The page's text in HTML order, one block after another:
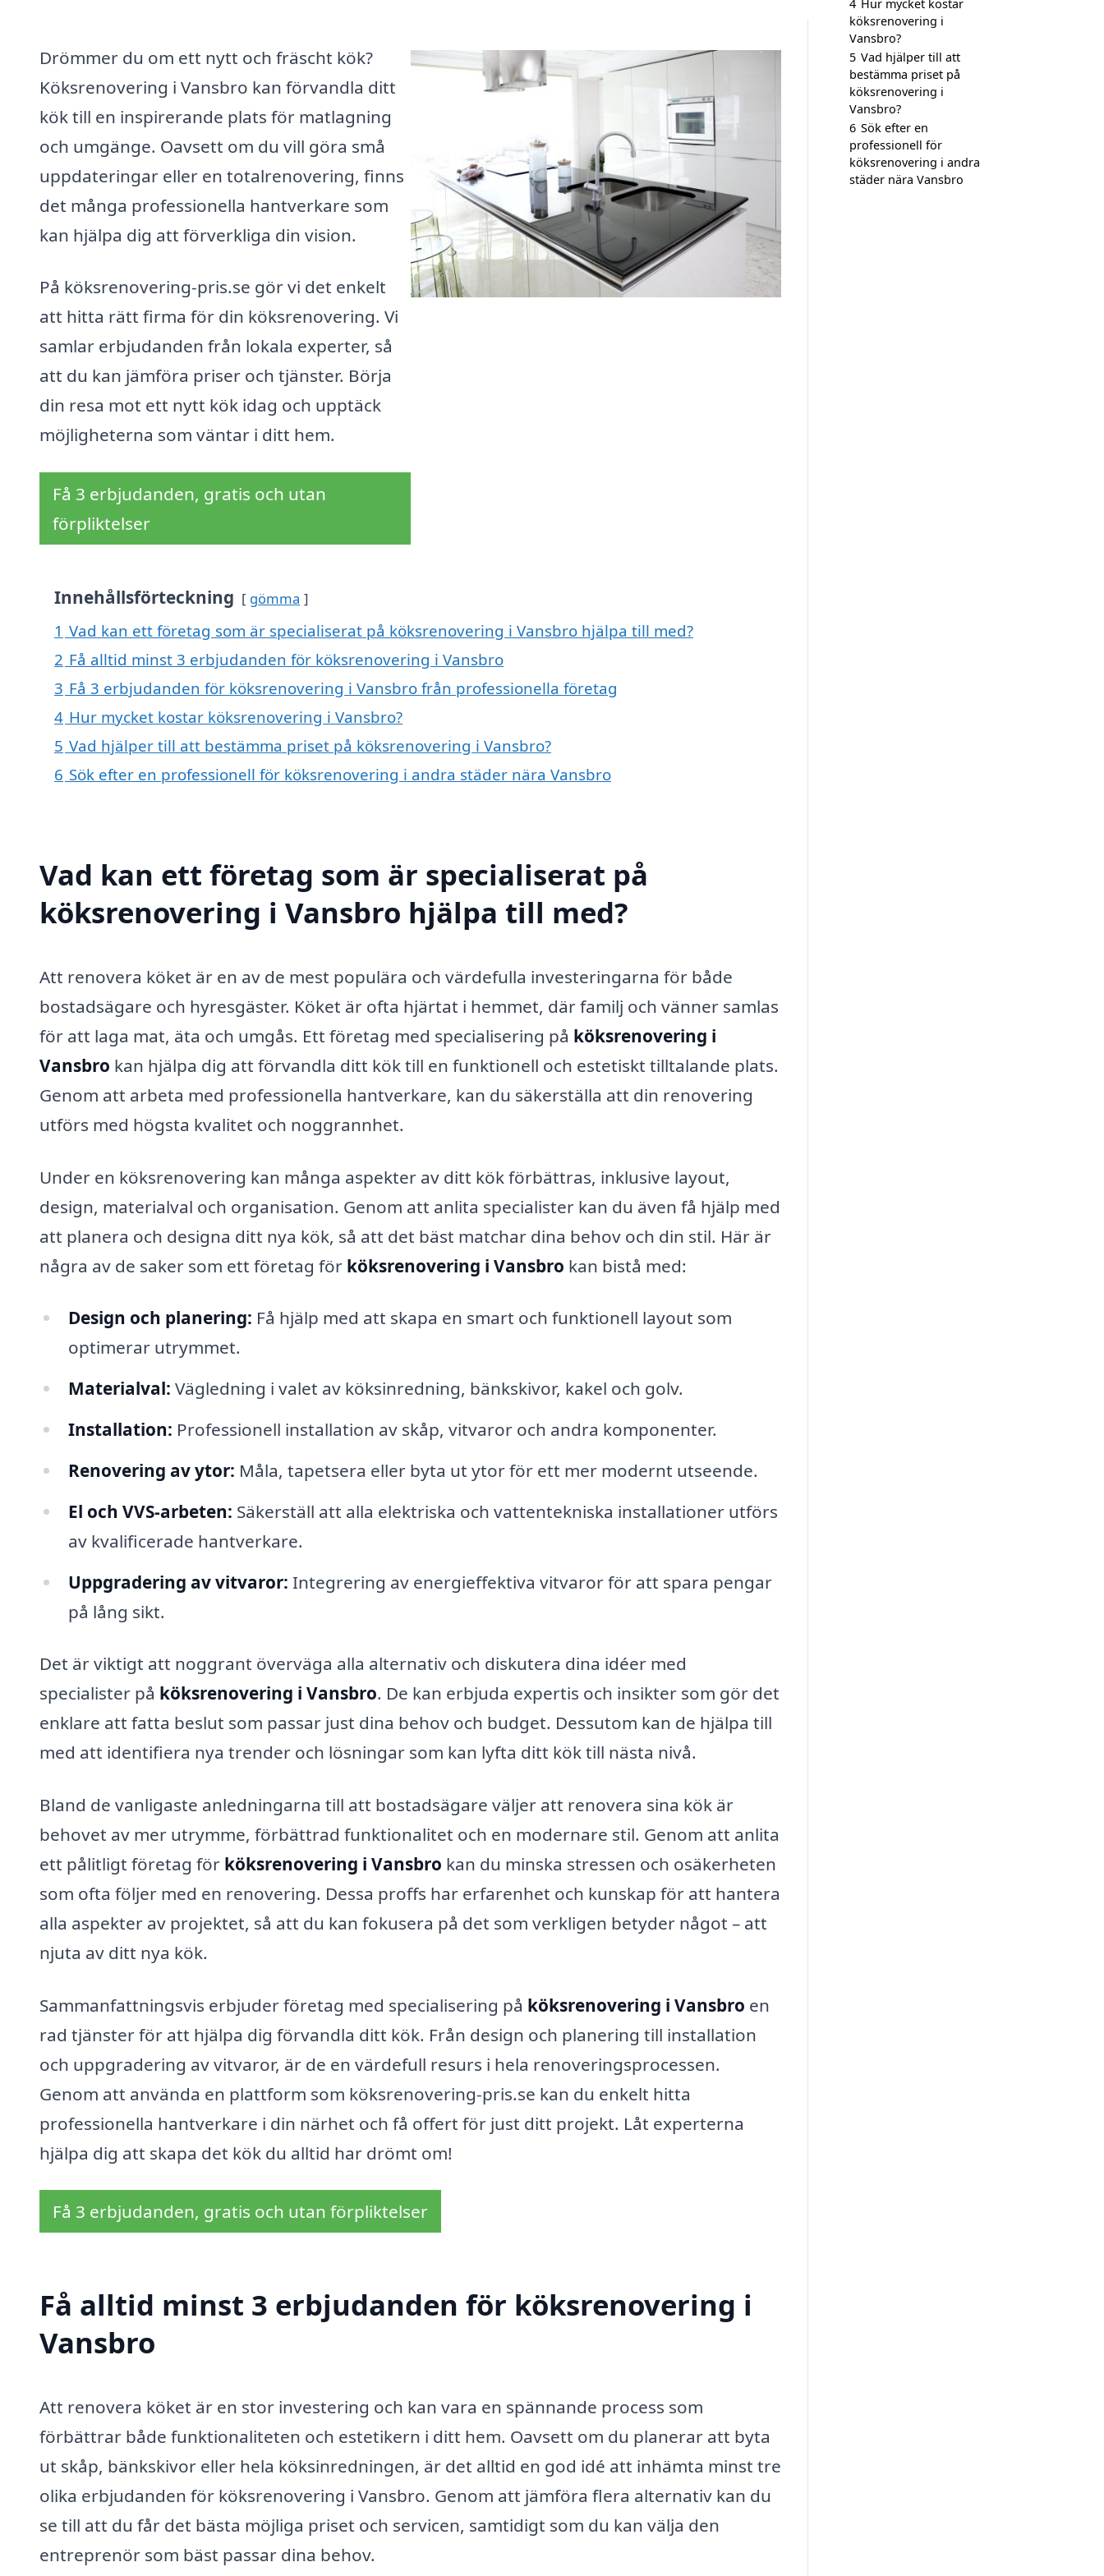
Drömmer du om ett nytt och fräscht kök?
Köksrenovering i Vansbro kan förvandla ditt
kök till en inspirerande plats för matlagning
och umgänge. Oavsett om du vill göra små
uppdateringar eller en totalrenovering, finns
det många professionella hantverkare som
kan hjälpa dig att förverkliga din vision.
På köksrenovering-pris.se gör vi det enkelt
att hitta rätt firma för din köksrenovering. Vi
samlar erbjudanden från lokala experter, så
att du kan jämföra priser och tjänster. Börja
din resa mot ett nytt kök idag och upptäck
möjligheterna som väntar i ditt hem.
Få 3 erbjudanden, gratis och utan
förpliktelser
Innehållsförteckning gömma
1 Vad kan ett företag som är specialiserat på köksrenovering i Vansbro hjälpa till med?
2 Få alltid minst 3 erbjudanden för köksrenovering i Vansbro
3 Få 3 erbjudanden för köksrenovering i Vansbro från professionella företag
4 Hur mycket kostar köksrenovering i Vansbro?
5 Vad hjälper till att bestämma priset på köksrenovering i Vansbro?
6 Sök efter en professionell för köksrenovering i andra städer nära Vansbro
Vad kan ett företag som är specialiserat på
köksrenovering i Vansbro hjälpa till med?
Att renovera köket är en av de mest populära och värdefulla investeringarna för både
bostadsägare och hyresgäster. Köket är ofta hjärtat i hemmet, där familj och vänner samlas
för att laga mat, äta och umgås. Ett företag med specialisering på köksrenovering i
Vansbro kan hjälpa dig att förvandla ditt kök till en funktionell och estetiskt tilltalande plats.
Genom att arbeta med professionella hantverkare, kan du säkerställa att din renovering
utförs med högsta kvalitet och noggrannhet.
Under en köksrenovering kan många aspekter av ditt kök förbättras, inklusive layout,
design, materialval och organisation. Genom att anlita specialister kan du även få hjälp med
att planera och designa ditt nya kök, så att det bäst matchar dina behov och din stil. Här är
några av de saker som ett företag för köksrenovering i Vansbro kan bistå med:
Design och planering: Få hjälp med att skapa en smart och funktionell layout som
optimerar utrymmet.
Materialval: Vägledning i valet av köksinredning, bänkskivor, kakel och golv.
Installation: Professionell installation av skåp, vitvaror och andra komponenter.
Renovering av ytor: Måla, tapetsera eller byta ut ytor för ett mer modernt utseende.
El och VVS-arbeten: Säkerställ att alla elektriska och vattentekniska installationer utförs
av kvalificerade hantverkare.
Uppgradering av vitvaror: Integrering av energieffektiva vitvaror för att spara pengar
på lång sikt.
Det är viktigt att noggrant överväga alla alternativ och diskutera dina idéer med
specialister på köksrenovering i Vansbro. De kan erbjuda expertis och insikter som gör det
enklare att fatta beslut som passar just dina behov och budget. Dessutom kan de hjälpa till
med att identifiera nya trender och lösningar som kan lyfta ditt kök till nästa nivå.
Bland de vanligaste anledningarna till att bostadsägare väljer att renovera sina kök är
behovet av mer utrymme, förbättrad funktionalitet och en modernare stil. Genom att anlita
ett pålitligt företag för köksrenovering i Vansbro kan du minska stressen och osäkerheten
som ofta följer med en renovering. Dessa proffs har erfarenhet och kunskap för att hantera
alla aspekter av projektet, så att du kan fokusera på det som verkligen betyder något – att
njuta av ditt nya kök.
Sammanfattningsvis erbjuder företag med specialisering på köksrenovering i Vansbro en
rad tjänster för att hjälpa dig förvandla ditt kök. Från design och planering till installation
och uppgradering av vitvaror, är de en värdefull resurs i hela renoveringsprocessen.
Genom att använda en plattform som köksrenovering-pris.se kan du enkelt hitta
professionella hantverkare i din närhet och få offert för just ditt projekt. Låt experterna
hjälpa dig att skapa det kök du alltid har drömt om!
Få 3 erbjudanden, gratis och utan förpliktelser
Få alltid minst 3 erbjudanden för köksrenovering i
Vansbro
Att renovera köket är en stor investering och kan vara en spännande process som
förbättrar både funktionaliteten och estetikern i ditt hem. Oavsett om du planerar att byta
ut skåp, bänkskivor eller hela köksinredningen, är det alltid en god idé att inhämta minst tre
olika erbjudanden för köksrenovering i Vansbro. Genom att jämföra flera alternativ kan du
se till att du får det bästa möjliga priset och servicen, samtidigt som du kan välja den
entreprenör som bäst passar dina behov.
4 Hur mycket kostar
köksrenovering i
Vansbro?
5 Vad hjälper till att
bestämma priset på
köksrenovering i
Vansbro?
6 Sök efter en
professionell för
köksrenovering i andra
städer nära Vansbro